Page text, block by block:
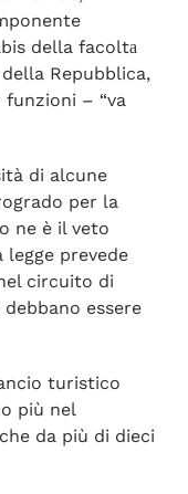
della facoltа
Repubblica,
– “va
di alcune
per la
ne è il veto
prevede
circuito di
essere
turistico
più nel
da più di dieci